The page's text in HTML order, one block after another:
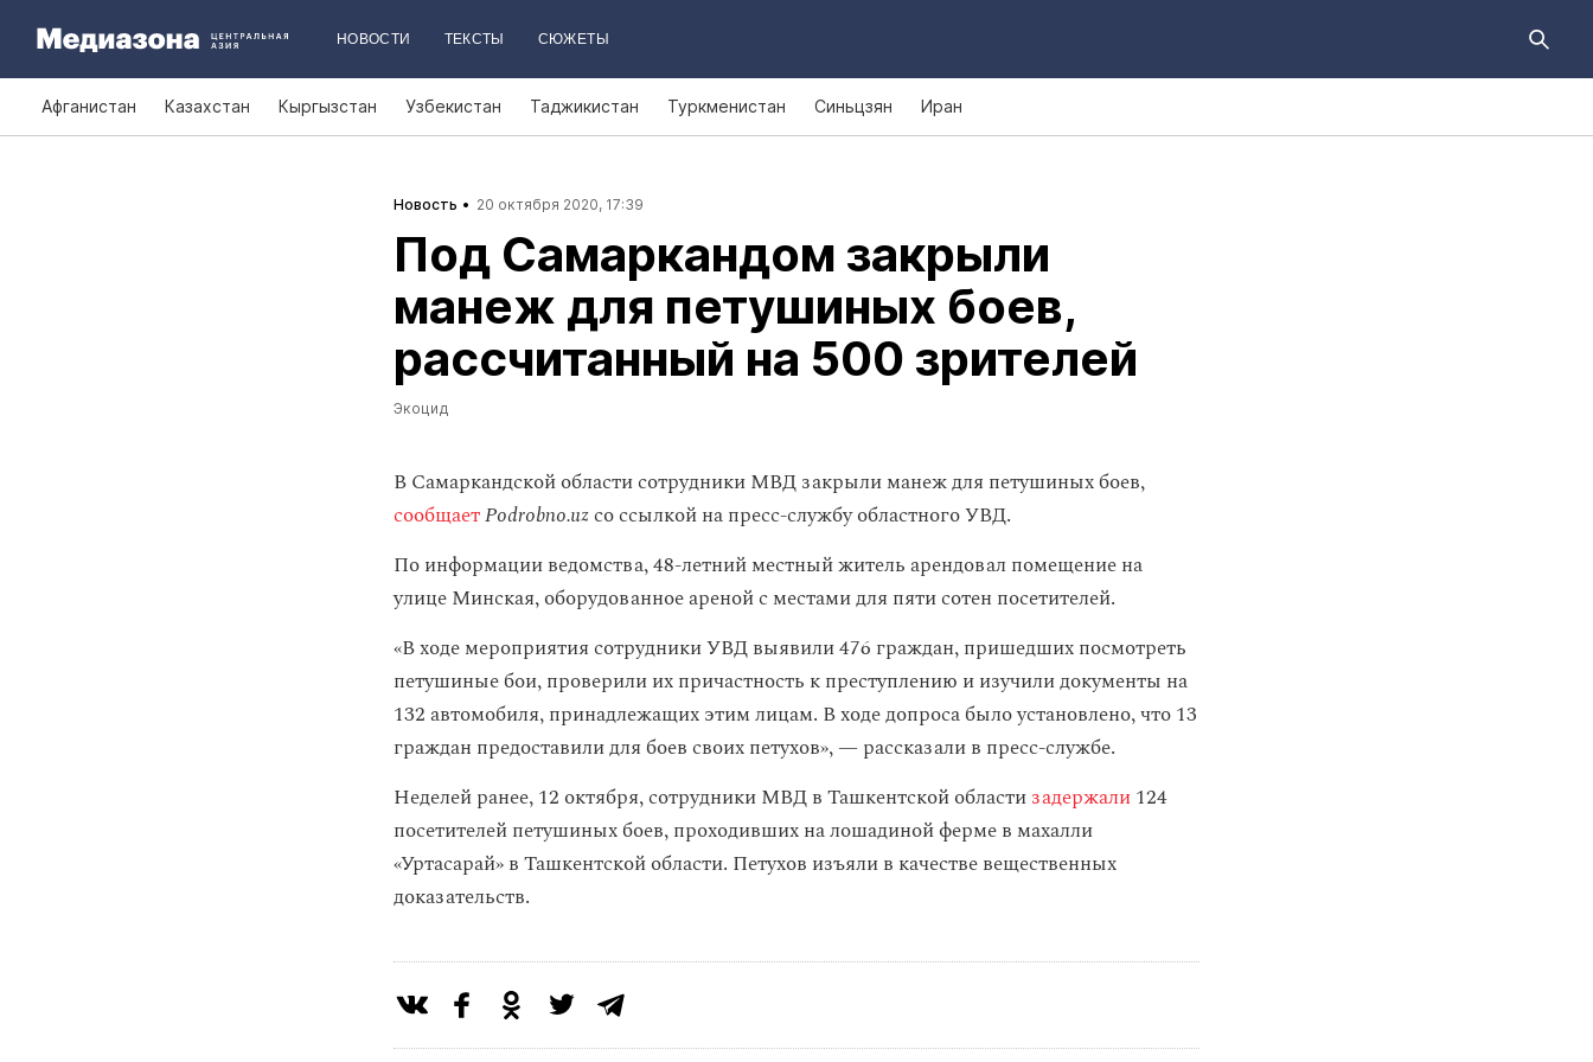
НОВОСТИ ТЕКСТЫ СЮЖЕТЫ
Афганистан Казахстан Кыргызстан Узбекистан Таджикистан Туркменистан Синьцзян Иран
Новость 20 октября 2020, 17:39
Под Самаркандом закрыли
манеж для петушиных боев,
рассчитанный на 500 зрителей
Экоцид
В Самаркандской области сотрудники МВД закрыли манеж для петушиных боев,
сообщаетPodrobno.uzсо ссылкой на пресс-службу областного УВД.
По информации ведомства, 48-летний местный житель арендовал помещение на
улице Минская, оборудованное ареной с местами для пяти сотен посетителей.
«В ходе мероприятия сотрудники УВД выявили 476 граждан, пришедших посмотреть
петушиные бои, проверили их причастность к преступлению и изучили документы на
132 автомобиля, принадлежащих этим лицам. В ходе допроса было установлено, что 13
граждан предоставили для боев своих петухов», — рассказали в пресс-службе.
Неделей ранее, 12 октября, сотрудники МВД в Ташкентской областизадержали124
посетителей петушиных боев, проходивших на лошадиной ферме в махалли
«Уртасарай» в Ташкентской области. Петухов изъяли в качестве вещественных
доказательств.